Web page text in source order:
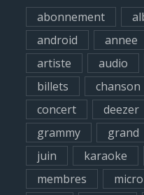
h
f
o
abonnement
android
annee
artiste
audio
billets
chanson
concert
deezer
grammy
grand
juin
karaoke
membres
micro